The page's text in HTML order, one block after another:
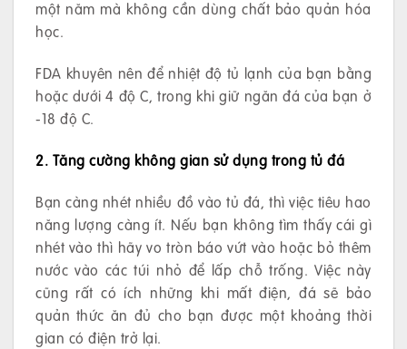
một năm mà không cần dùng chất bảo quản hóa
học.
FDA khuyên nên để nhiệt độ tủ lạnh của bạn bằng
hoặc dưới 4 độ C, trong khi giữ ngăn đá của bạn ở
-18 độ C.
2. Tăng cường không gian sử dụng trong tủ đá
Bạn càng nhét nhiều đồ vào tủ đá, thì việc tiêu hao
năng lượng càng ít. Nếu bạn không tìm thấy cái gì
nhét vào thì hãy vo tròn báo vứt vào hoặc bỏ thêm
nước vào các túi nhỏ để lấp chỗ trống. Việc này
cũng rất có ích những khi mất điện, đá sẽ bảo
quản thức ăn đủ cho bạn được một khoảng thời
gian có điện trở lại.